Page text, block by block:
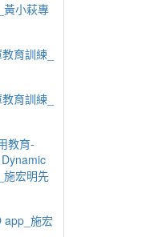
黃小萩專
育訓練_
育訓練_
教育-
施宏明先
app_施宏